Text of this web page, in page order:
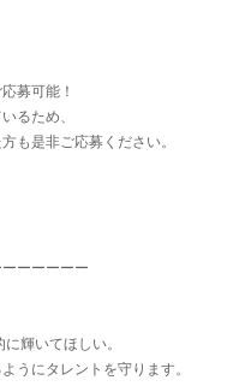
募可能！
るため、
も是非ご応募ください。
ーーーーー
輝いてほしい。
うにタレントを守ります。